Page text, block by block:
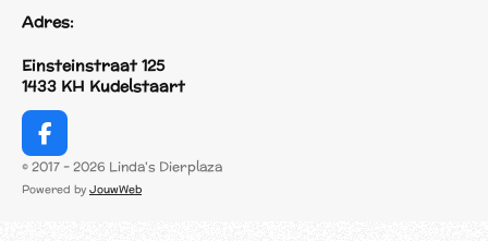
Adres:
Einsteinstraat 125
1433 KH Kudelstaart
F
a
c
© 2017 - 2026 Linda's Dierplaza
Powered by JouwWeb